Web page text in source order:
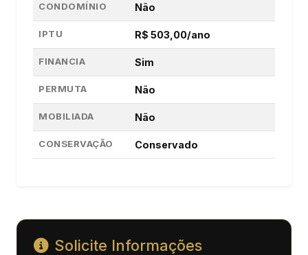
CONDOMÍNIO Não
IPTU R$ 503,00/ano
FINANCIA Sim
PERMUTA Não
MOBILIADA Não
CONSERVAÇÃO Conservado
Solicite Informações